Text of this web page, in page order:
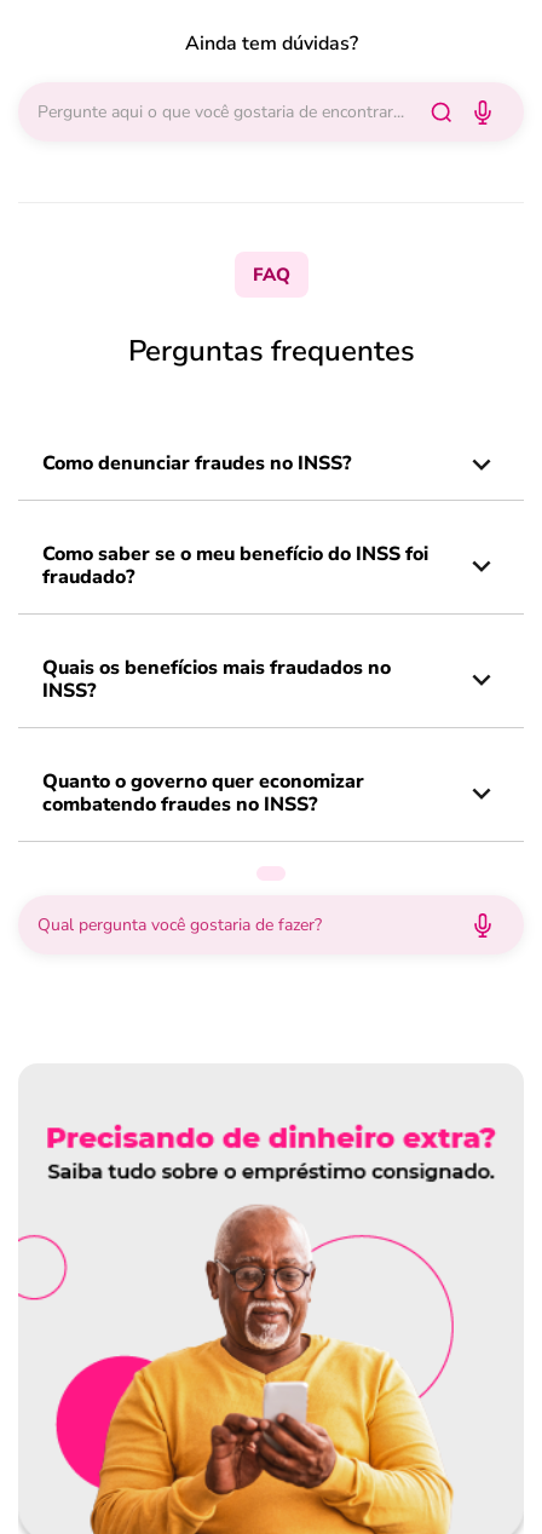
Ainda tem dúvidas?
FAQ
Perguntas frequentes
Como denunciar fraudes no INSS?
Como saber se o meu benefício do INSS foi
fraudado?
Quais os benefícios mais fraudados no
INSS?
Quanto o governo quer economizar
combatendo fraudes no INSS?